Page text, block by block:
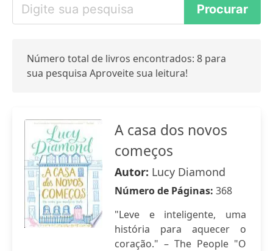
Número total de livros encontrados: 8 para
sua pesquisa Aproveite sua leitura!
A casa dos novos
começos
Autor: Lucy Diamond
Número de Páginas: 368
"Leve e inteligente, uma
história para aquecer o
coração." – The People "O